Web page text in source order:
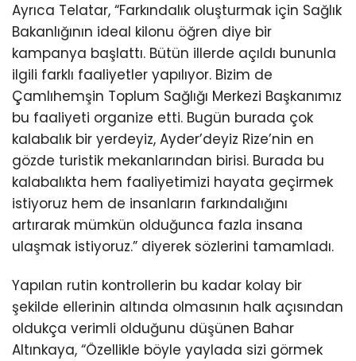
Ayrıca Telatar, “Farkındalık oluşturmak için Sağlık
Bakanlığının ideal kilonu öğren diye bir
kampanya başlattı. Bütün illerde açıldı bununla
ilgili farklı faaliyetler yapılıyor. Bizim de
Çamlıhemşin Toplum Sağlığı Merkezi Başkanımız
bu faaliyeti organize etti. Bugün burada çok
kalabalık bir yerdeyiz, Ayder’deyiz Rize’nin en
gözde turistik mekanlarından birisi. Burada bu
kalabalıkta hem faaliyetimizi hayata geçirmek
istiyoruz hem de insanların farkındalığını
artırarak mümkün olduğunca fazla insana
ulaşmak istiyoruz.” diyerek sözlerini tamamladı.
Yapılan rutin kontrollerin bu kadar kolay bir
şekilde ellerinin altında olmasının halk açısından
oldukça verimli olduğunu düşünen Bahar
Altınkaya, “Özellikle böyle yaylada sizi görmek